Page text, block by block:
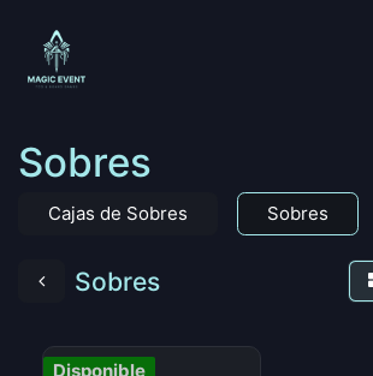
Sobres
Cajas de Sobres Sobres
Sobres
Disponible